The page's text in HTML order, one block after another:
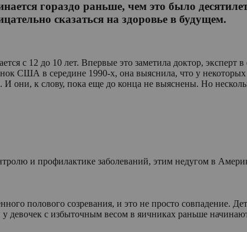
гораздо раньше, чем это было
сказаться на здоровье в будущем.
с 12 до 10 лет. Впервые это заметила доктор, эксперт
США в середине 1990-х, она выяснила, что у некоторых
они, к слову, пока еще до конца не выяснены. Но
и профилактике заболеваний, этим недугом в
полового созревания, и это не просто совпадение.
девочек с избыточным весом в яичниках раньше